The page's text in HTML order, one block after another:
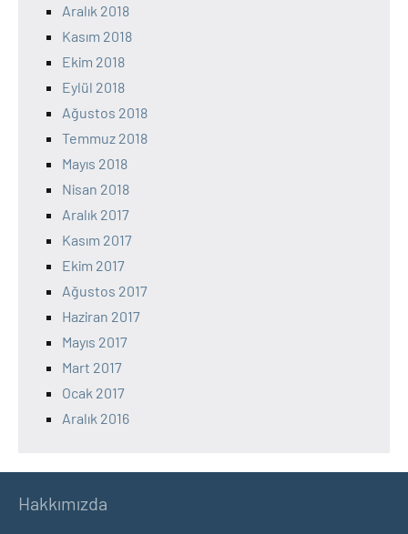
Aralık 2018
Kasım 2018
Ekim 2018
Eylül 2018
Ağustos 2018
Temmuz 2018
Mayıs 2018
Nisan 2018
Aralık 2017
Kasım 2017
Ekim 2017
Ağustos 2017
Haziran 2017
Mayıs 2017
Mart 2017
Ocak 2017
Aralık 2016
Hakkımızda